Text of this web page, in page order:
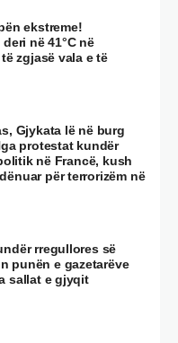
ekstreme!
në 41°C në
zgjasë vala e të
Gjykata lë në burg
protestat kundër
në Francë, kush
për terrorizëm në
rregullores së
punën e gazetarëve
sallat e gjyqit